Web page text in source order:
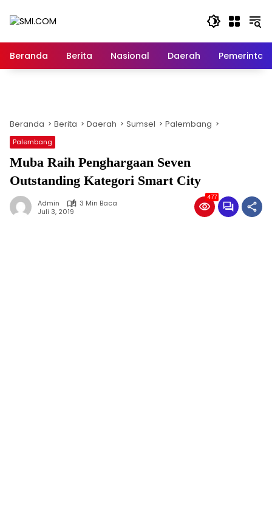
Beranda Berita Nasional Daerah Pemerintah
Beranda Berita Daerah Sumsel Palembang
Palembang
Muba Raih Penghargaan Seven
Outstanding Kategori Smart City
Admin
3 Min Baca
Juli 3, 2019
477